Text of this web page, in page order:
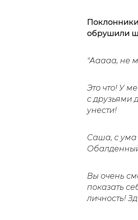
обрушили
"Ааааа, не
Это что! У
с друзьями
унести!
Саша, с ума
Вы очень
показать
личность!